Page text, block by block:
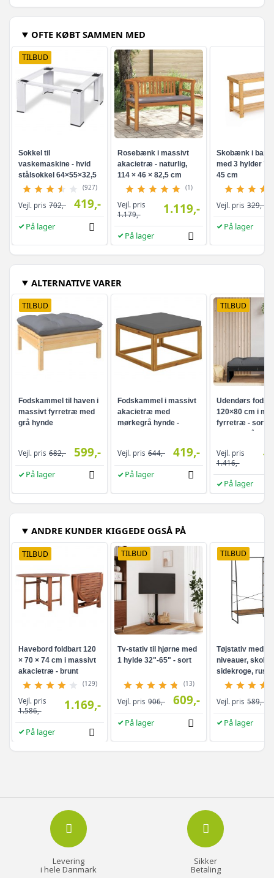
OFTE KØBT SAMMEN MED
TILBUD
Sokkel til
vaskemaskine - hvid
stålsokkel 64×55×32,5
cm
(927)
Vejl. pris 702,- 419,-
På lager
Rosebænk i massivt
akacietræ - naturlig,
114 × 46 × 82,5 cm
(1)
Vejl. pris
1.179,-
1.119,-
På lager
Skobænk i
med 3 hylder 70
45 cm
Vejl. pris 329,-
På lager
ALTERNATIVE VARER
TILBUD
Fodskammel til haven i
massivt fyrretræ med
grå hynde
Vejl. pris 682,- 599,-
På lager
Fodskammel i massivt
akacietræ med
mørkegrå hynde -
Vejl. pris 644,- 419,-
På lager
TILBUD
Udendørs
120×80 cm i
fyrretræ - sort
Vejl. pris
1.416,-
På lager
ANDRE KUNDER KIGGEDE OGSÅ PÅ
TILBUD
Havebord foldbart 120
× 70 × 74 cm i massivt
akacietræ - brunt
(129)
Vejl. pris
1.586,-
1.169,-
På lager
TILBUD
Tv-stativ til hjørne med
1 hylde 32"-65" - sort
(13)
Vejl. pris 906,- 609,-
På lager
TILBUD
Tøjstativ med
niveauer,
sidekroge,
brun/sort
Vejl. pris 589,-
På lager
Levering
i hele Danmark
Sikker
Betaling